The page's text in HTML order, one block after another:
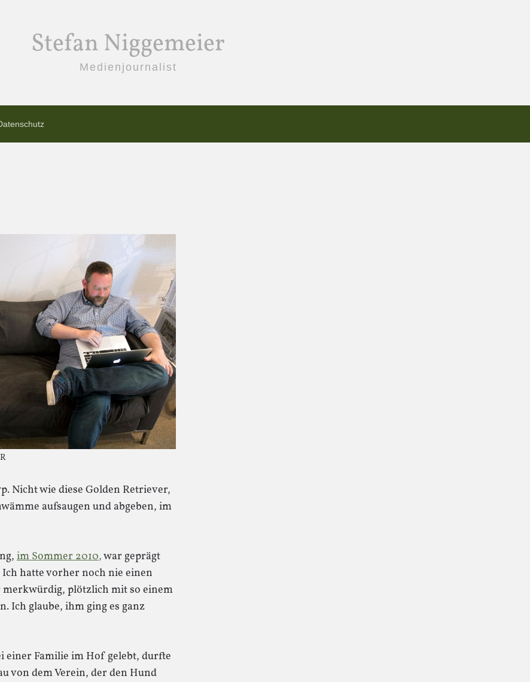
Stefan Niggemeier
Medienjournalist
Nicht wie diese Golden Retriever,
aufsaugen und abgeben, im
im Sommer 2010,war geprägt
hatte vorher noch nie einen
merkwürdig, plötzlich mit so einem
Ich glaube, ihm ging es ganz
einer Familie im Hof gelebt, durfte
von dem Verein, der den Hund